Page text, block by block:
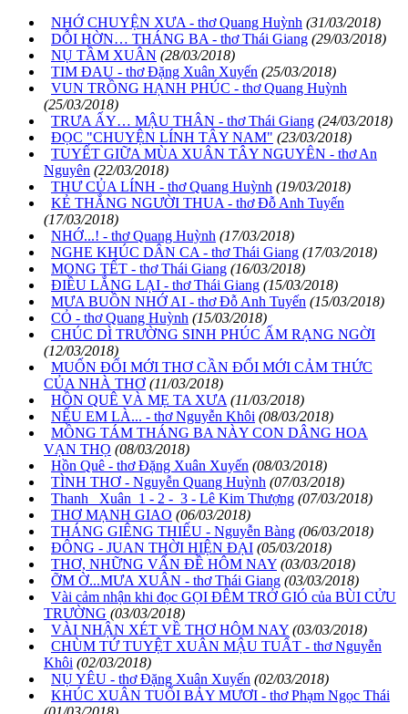
NHỚ CHUYỆN XƯA - thơ Quang Huỳnh (31/03/2018)
DỖI HỜN… THÁNG BA - thơ Thái Giang (29/03/2018)
NỤ TẦM XUÂN (28/03/2018)
TIM ĐAU - thơ Đặng Xuân Xuyến (25/03/2018)
VUN TRỒNG HẠNH PHÚC - thơ Quang Huỳnh
(25/03/2018)
TRƯA ẤY… MẬU THÂN - thơ Thái Giang (24/03/2018)
ĐỌC "CHUYỆN LÍNH TÂY NAM" (23/03/2018)
TUYẾT GIỮA MÙA XUÂN TÂY NGUYÊN - thơ An
Nguyên (22/03/2018)
THƯ CỦA LÍNH - thơ Quang Huỳnh (19/03/2018)
KẺ THẮNG NGƯỜI THUA - thơ Đỗ Anh Tuyến
(17/03/2018)
NHỚ...! - thơ Quang Huỳnh (17/03/2018)
NGHE KHÚC DÂN CA - thơ Thái Giang (17/03/2018)
MONG TẾT - thơ Thái Giang (16/03/2018)
ĐIỀU LẮNG LẠI - thơ Thái Giang (15/03/2018)
MƯA BUỒN NHỚ AI - thơ Đỗ Anh Tuyến (15/03/2018)
CỎ - thơ Quang Huỳnh (15/03/2018)
CHÚC DÌ TRƯỜNG SINH PHÚC ẤM RẠNG NGỜI
(12/03/2018)
MUỐN ĐỔI MỚI THƠ CẦN ĐỔI MỚI CẢM THỨC
CỦA NHÀ THƠ (11/03/2018)
HỒN QUÊ VÀ MẸ TA XƯA (11/03/2018)
NẾU EM LÀ... - thơ Nguyễn Khôi (08/03/2018)
MỒNG TÁM THÁNG BA NÀY CON DÂNG HOA
VẠN THỌ (08/03/2018)
Hồn Quê - thơ Đặng Xuân Xuyến (08/03/2018)
TÌNH THƠ - Nguyễn Quang Huỳnh (07/03/2018)
Thanh Xuân 1 - 2 - 3 - Lê Kim Thượng (07/03/2018)
THƠ MẠNH GIAO (06/03/2018)
THÁNG GIÊNG THIẾU - Nguyễn Bàng (06/03/2018)
ĐÔNG - JUAN THỜI HIỆN ĐẠI (05/03/2018)
THƠ, NHỮNG VẤN ĐỀ HÔM NAY (03/03/2018)
ỠM Ờ...MƯA XUÂN - thơ Thái Giang (03/03/2018)
Vài cảm nhận khi đọc GỌI ĐÊM TRỞ GIÓ của BÙI CỬU
TRƯỜNG (03/03/2018)
VÀI NHẬN XÉT VỀ THƠ HÔM NAY (03/03/2018)
CHÙM TỨ TUYỆT XUÂN MẬU TUẤT - thơ Nguyễn
Khôi (02/03/2018)
NỤ YÊU - thơ Đặng Xuân Xuyến (02/03/2018)
KHÚC XUÂN TUỔI BẢY MƯƠI - thơ Phạm Ngọc Thái